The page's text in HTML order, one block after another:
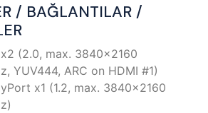
/ BAĞLANTILAR /
(2.0, max. 3840x2160
YUV444, ARC on HDMI #1)
x1 (1.2, max. 3840x2160